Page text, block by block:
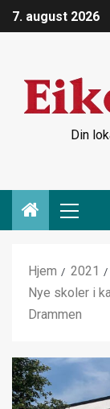
7. august 2026
Din
Hjem 2021
Nye skoler i
Drammen